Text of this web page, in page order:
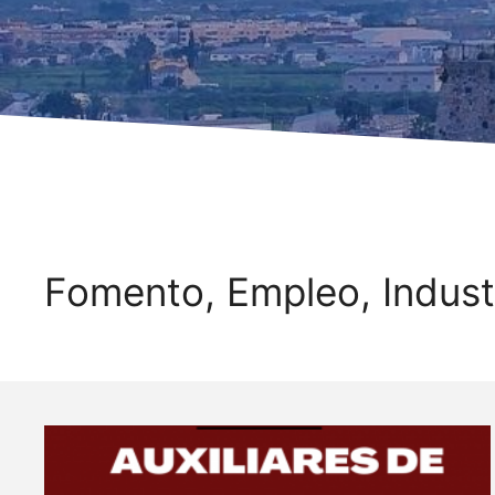
Fomento, Empleo,